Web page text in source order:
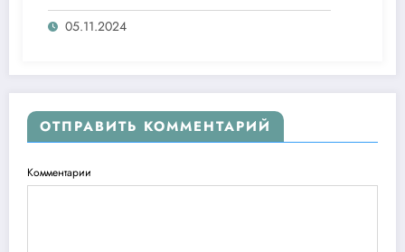
05.11.2024
ОТПРАВИТЬ КОММЕНТАРИЙ
Комментарии